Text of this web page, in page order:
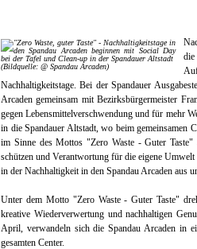
(Bildquelle: @ Spandau Arcaden)
Nachhaltigkeitstage. Bei der Spandauer
Arcaden gemeinsam mit Bezirksbürgermeister
gegen Lebensmittelverschwendung und für mehr
in die Spandauer Altstadt, wo beim gemeinsamen
im Sinne des Mottos "Zero Waste - Guter
schützen und Verantwortung für die eigene
in der Nachhaltigkeit in den Spandau Arcaden aus
Unter dem Motto "Zero Waste - Guter Taste"
kreative Wiederverwertung und nachhaltigen
April, verwandeln sich die Spandau Arcaden in
gesamten Center.